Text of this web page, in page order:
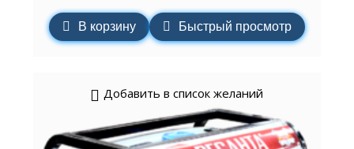
В корзину Быстрый просмотр
Добавить в список желаний